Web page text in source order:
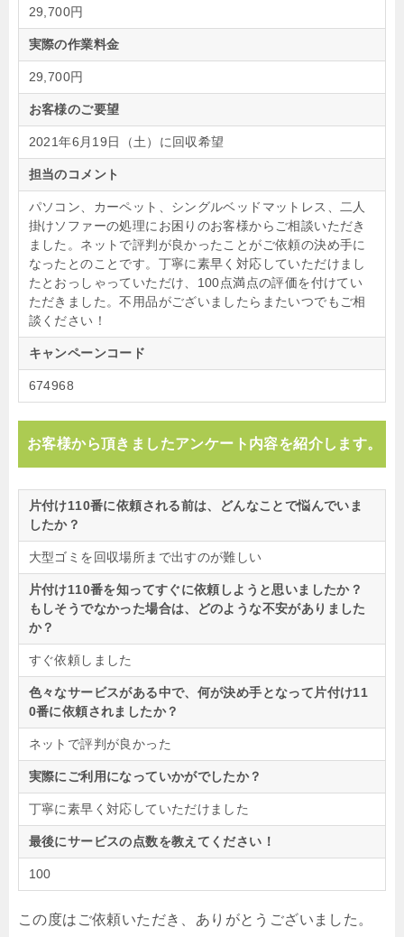
29,700円
実際の作業料金
29,700円
お客様のご要望
2021年6月19日（土）に回収希望
担当のコメント
パソコン、カーペット、シングルベッドマットレス、二人
掛けソファーの処理にお困りのお客様からご相談いただき
ました。ネットで評判が良かったことがご依頼の決め手に
なったとのことです。丁寧に素早く対応していただけまし
たとおっしゃっていただけ、100点満点の評価を付けてい
ただきました。不用品がございましたらまたいつでもご相
談ください！
キャンペーンコード
674968
お客様から頂きましたアンケート内容を紹介します。
片付け110番に依頼される前は、どんなことで悩んでいま
したか？
大型ゴミを回収場所まで出すのが難しい
片付け110番を知ってすぐに依頼しようと思いましたか？
もしそうでなかった場合は、どのような不安がありました
か？
すぐ依頼しました
色々なサービスがある中で、何が決め手となって片付け11
0番に依頼されましたか？
ネットで評判が良かった
実際にご利用になっていかがでしたか？
丁寧に素早く対応していただけました
最後にサービスの点数を教えてください！
100
この度はご依頼いただき、ありがとうございました。